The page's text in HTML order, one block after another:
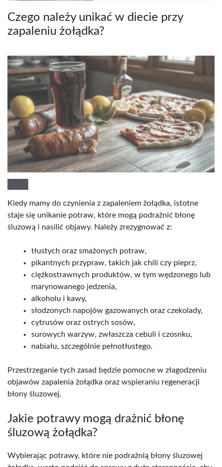
Czego należy unikać w diecie przy
zapaleniu żołądka?
Kiedy mamy do czynienia z zapaleniem żołądka, istotne
staje się unikanie potraw, które mogą podrażnić błonę
śluzową i nasilić objawy. Należy zrezygnować z:
tłustych oraz smażonych potraw,
pikantnych przypraw, takich jak chili czy pieprz,
ciężkostrawnych produktów, w tym wędzonego lub
marynowanego jedzenia,
alkoholu i kawy,
słodzonych napojów gazowanych oraz czekolady,
cytrusów oraz ostrych sosów,
surowych warzyw, zwłaszcza cebuli i czosnku,
nabiału, szczególnie pełnotłustego.
Przestrzeganie tych zasad będzie pomocne w złagodzeniu
objawów zapalenia żołądka oraz wspieraniu regeneracji
błony śluzowej.
Jakie potrawy mogą drażnić błonę
śluzową żołądka?
Wybierając potrawy, które nie podrażnią błony śluzowej